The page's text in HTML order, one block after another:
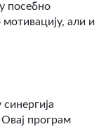
посебно
али и
програм